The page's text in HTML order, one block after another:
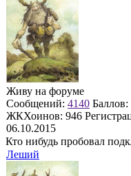
Живу на форуме
Сообщений: 4140 Баллов:
ЖКХоинов: 946
06.10.2015
Кто нибудь пробовал
Леший